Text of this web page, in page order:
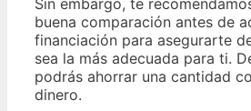
Sin embargo, te
buena comparación antes de
financiación para asegurarte
sea la más adecuada para ti.
podrás ahorrar una cantidad
dinero.